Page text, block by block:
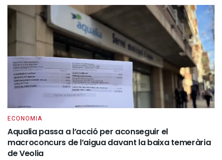
ECONOMIA
Aqualia passa a l’acció per aconseguir el
macroconcurs de l’aigua davant la baixa temerària
de Veolia